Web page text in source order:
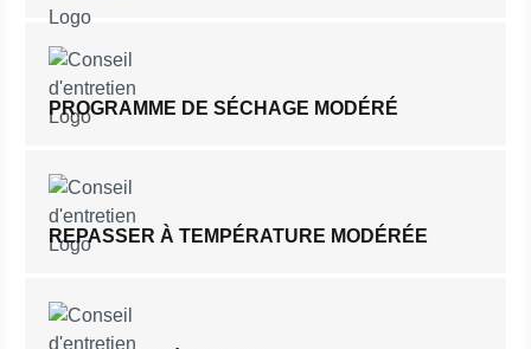
PROGRAMME DE SÉCHAGE MODÉRÉ
REPASSER À TEMPÉRATURE MODÉRÉE